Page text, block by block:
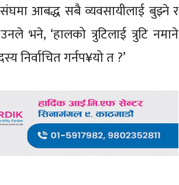
आबद्ध सबै व्यवसायीलाई बुझ्ने र
भने, ‘हालको त्रुटिलाई त्रुटि नमाने
गर्नप¥यो त ?’